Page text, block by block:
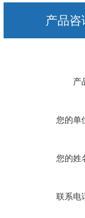
产品咨
产
您的单
您的姓
联系电